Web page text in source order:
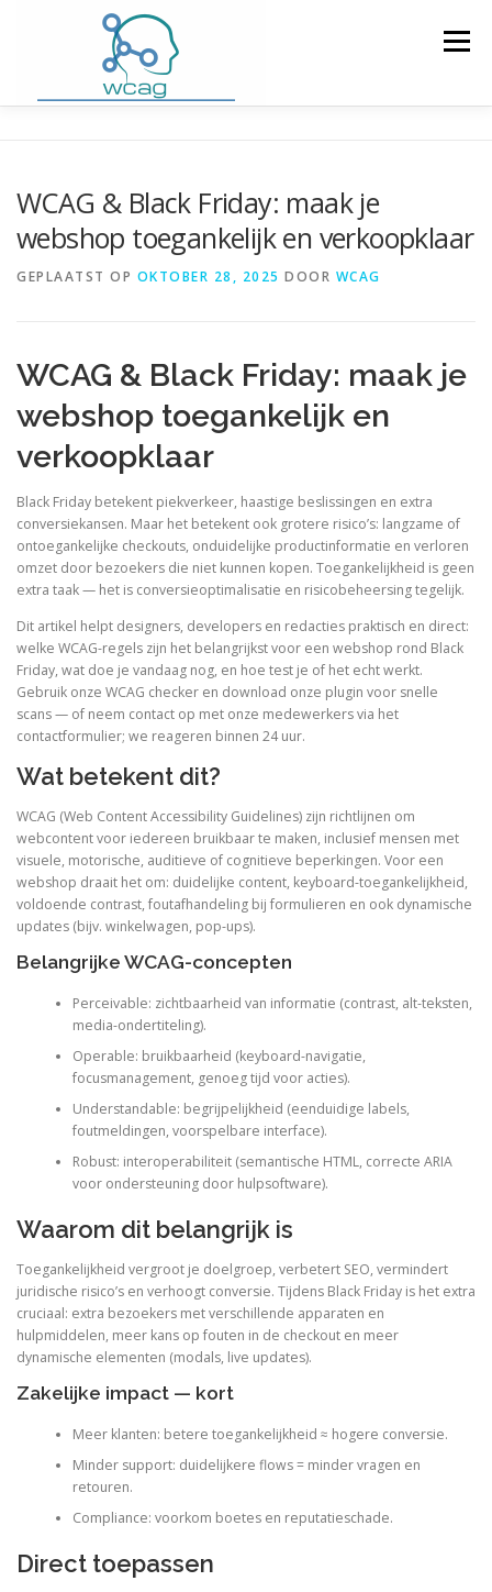
Menu
WCAG CHECKER / VALIDATOR BLOG
WCAG & Black Friday: maak je
webshop toegankelijk en verkoopklaar
GEPLAATST OP OKTOBER 28, 2025 DOOR WCAG
WCAG & Black Friday: maak je
webshop toegankelijk en
verkoopklaar
Black Friday betekent piekverkeer, haastige beslissingen en extra
conversiekansen. Maar het betekent ook grotere risico’s: langzame of
ontoegankelijke checkouts, onduidelijke productinformatie en verloren
omzet door bezoekers die niet kunnen kopen. Toegankelijkheid is geen
extra taak — het is conversieoptimalisatie en risicobeheersing tegelijk.
Dit artikel helpt designers, developers en redacties praktisch en direct:
welke WCAG-regels zijn het belangrijkst voor een webshop rond Black
Friday, wat doe je vandaag nog, en hoe test je of het echt werkt.
Gebruik onze WCAG checker en download onze plugin voor snelle
scans — of neem contact op met onze medewerkers via het
contactformulier; we reageren binnen 24 uur.
Wat betekent dit?
WCAG (Web Content Accessibility Guidelines) zijn richtlijnen om
webcontent voor iedereen bruikbaar te maken, inclusief mensen met
visuele, motorische, auditieve of cognitieve beperkingen. Voor een
webshop draait het om: duidelijke content, keyboard-toegankelijkheid,
voldoende contrast, foutafhandeling bij formulieren en ook dynamische
updates (bijv. winkelwagen, pop-ups).
Belangrijke WCAG-concepten
Perceivable: zichtbaarheid van informatie (contrast, alt-teksten,
media-ondertiteling).
Operable: bruikbaarheid (keyboard-navigatie,
focusmanagement, genoeg tijd voor acties).
Understandable: begrijpelijkheid (eenduidige labels,
foutmeldingen, voorspelbare interface).
Robust: interoperabiliteit (semantische HTML, correcte ARIA
voor ondersteuning door hulpsoftware).
Waarom dit belangrijk is
Toegankelijkheid vergroot je doelgroep, verbetert SEO, vermindert
juridische risico’s en verhoogt conversie. Tijdens Black Friday is het extra
cruciaal: extra bezoekers met verschillende apparaten en
hulpmiddelen, meer kans op fouten in de checkout en meer
dynamische elementen (modals, live updates).
Zakelijke impact — kort
Meer klanten: betere toegankelijkheid ≈ hogere conversie.
Minder support: duidelijkere flows = minder vragen en
retouren.
Compliance: voorkom boetes en reputatieschade.
Direct toepassen